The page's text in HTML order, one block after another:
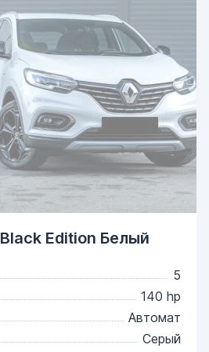
Edition Белый
5
140 hp
Автомат
Серый